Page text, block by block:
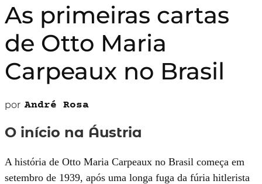
As primeiras cartas
de Otto Maria
Carpeaux no Brasil
por André Rosa
O início na Áustria
A história de Otto Maria Carpeaux no Brasil começa em
setembro de 1939, após uma longa fuga da fúria hitlerista